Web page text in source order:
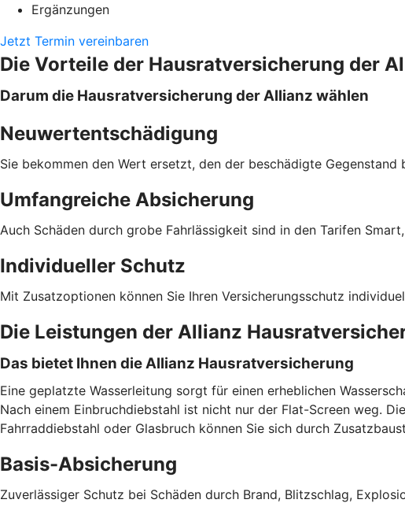
Ergänzungen
Jetzt Termin vereinbaren
Die Vorteile der Hausratversicherung der
Darum die Hausratversicherung der Allianz wählen
Neuwertentschädigung
Sie bekommen den Wert ersetzt, den der beschädigte Gegenstand
Umfangreiche Absicherung
Auch Schäden durch grobe Fahrlässigkeit sind in den Tarifen
Individueller Schutz
Mit Zusatzoptionen können Sie Ihren Versicherungsschutz
Die Leistungen der Allianz
Das bietet Ihnen die Allianz Hausratversicherung
Eine geplatzte Wasserleitung sorgt für einen erheblichen
Nach einem Einbruchdiebstahl ist nicht nur der Flat-Screen weg.
Fahrraddiebstahl oder Glasbruch können Sie sich durch
Basis-Absicherung
Zuverlässiger Schutz bei Schäden durch Brand, Blitzschlag,